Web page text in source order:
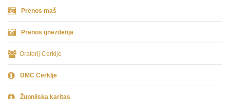
Prenos maš
Prenos gnezdenja
Oratorij Cerklje
DMC Cerklje
Župnijska karitas